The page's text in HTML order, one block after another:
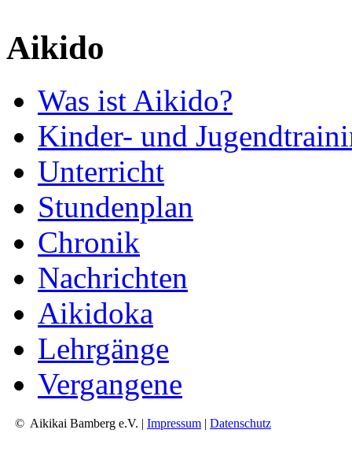
Aikido
Was ist Aikido?
Kinder- und
Unterricht
Stundenplan
Chronik
Nachrichten
Aikidoka
Lehrgänge
Vergangene
© Aikikai Bamberg e.V. | Impressum | Datenschutz